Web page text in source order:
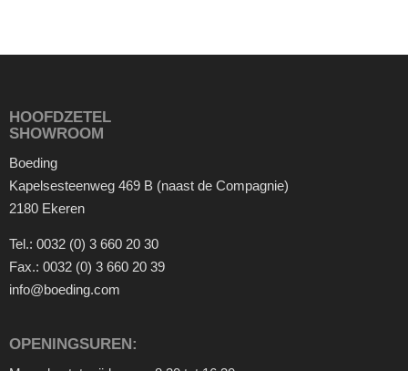
HOOFDZETEL
SHOWROOM
Boeding
Kapelsesteenweg 469 B (naast de Compagnie)
2180 Ekeren
Tel.: 0032 (0) 3 660 20 30
Fax.: 0032 (0) 3 660 20 39
info@boeding.com
OPENINGSUREN: